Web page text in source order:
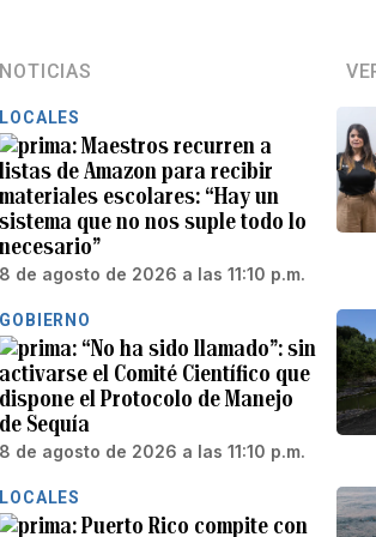
NOTICIAS
LOCALES
Maestros recurren a
listas de Amazon para recibir
materiales escolares: “Hay un
sistema que no nos suple todo lo
necesario”
8 de agosto de 2026 a las 11:10 p.m.
GOBIERNO
“No ha sido llamado”: sin
activarse el Comité Científico que
dispone el Protocolo de Manejo
de Sequía
8 de agosto de 2026 a las 11:10 p.m.
LOCALES
Puerto Rico compite con